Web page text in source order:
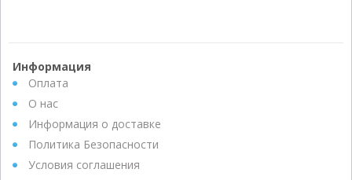
Информация
Оплата
О нас
Информация о доставке
Политика Безопасности
Условия соглашения